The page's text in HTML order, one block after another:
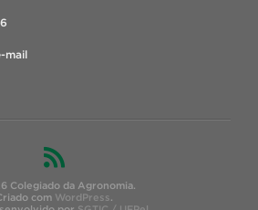
mail
Colegiado da Agronomia.
com WordPress.